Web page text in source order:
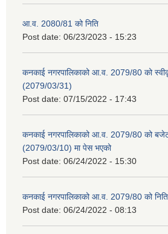
आ.व. 2080/81 को निति
Post date: 06/23/2023 - 15:23
कनकाई नगरपालिकाको आ.व. 2079/80 को
(2079/03/31)
Post date: 07/15/2022 - 17:43
कनकाई नगरपालिकाको आ.व. 2079/80 को
(2079/03/10) मा पेस भएको
Post date: 06/24/2022 - 15:30
कनकाई नगरपालिकाको आ.व. 2079/80 को निति
Post date: 06/24/2022 - 08:13